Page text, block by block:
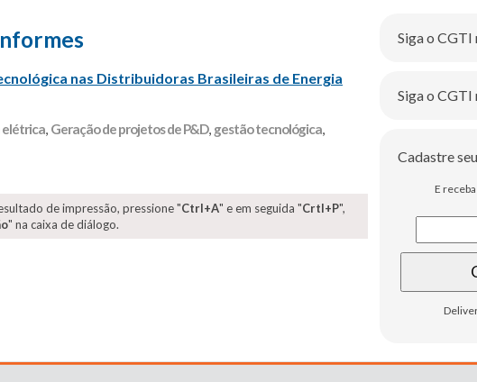
nas Distribuidoras Brasileiras de Energia
elétrica, Geração de projetos de P&D, gestão tecnológica,
de impressão, pressione "Ctrl+A" e em seguida "Crtl+P",
" na caixa de diálogo.
Siga o CGTI
Siga o
Cadastre
E